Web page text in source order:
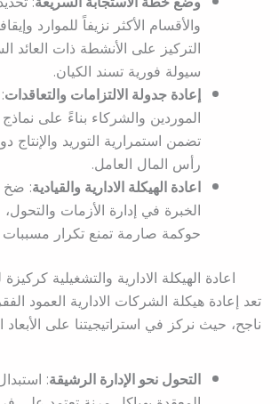
والأقسام الأكثر نزيفاً للموارد
التركيز على الأنشطة ذات العائد
سيولة فورية تسند الكيان.
إعادة جدولة الالتزامات والتعاقدات
الموردين والشركاء بناءً على
تضمن استمرارية التوريد
رأس المال العامل.
اعادة الهيكلة الادارية والقيادية: ضخ
الخبرة في إدارة الأزمات
حوكمة صارمة تمنع تكرار مسببات
اعادة الهيكلة الادارية والتشغيلية
تعد إعادة هيكلة الشركات الادارية العمود
ناجح، حيث نركز في استراتيجيتنا على الأبعاد
التحول نحو الإدارة الرشيقة: